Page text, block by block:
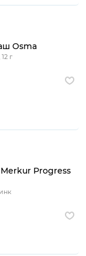
Osma
г
Progress